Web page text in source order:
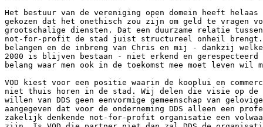
Het bestuur van de vereniging open domein heeft
gekozen dat het onethisch zou zijn om geld te vragen
grootschalige diensten. Dat een duurzame relatie
not-for-profit de stad juist structureel onheil brengt.
belangen en de inbreng van Chris en mij - dankzij
2000 is blijven bestaan - niet erkend en
belang waar men ook in de toekomst mee moet leven wil
VOD kiest voor een positie waarin de kooplui en
niet thuis horen in de stad. Wij delen die visie op
willen van DDS geen eenvormige gemeenschap van
aangegeven dat voor de onderneming DDS alleen een
zakelijk denkende not-for-profit organisatie een